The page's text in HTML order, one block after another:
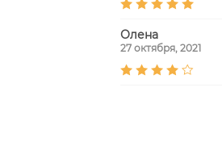
Олена
27 октября, 2021